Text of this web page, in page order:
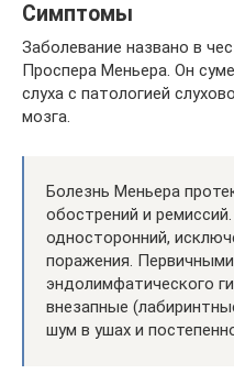
Симптомы
Заболевание названо в
Проспера Меньера. Он
слуха с патологией
мозга.
Болезнь Меньера
обострений и
односторонний,
поражения.
эндолимфатического
внезапные
шум в ушах и